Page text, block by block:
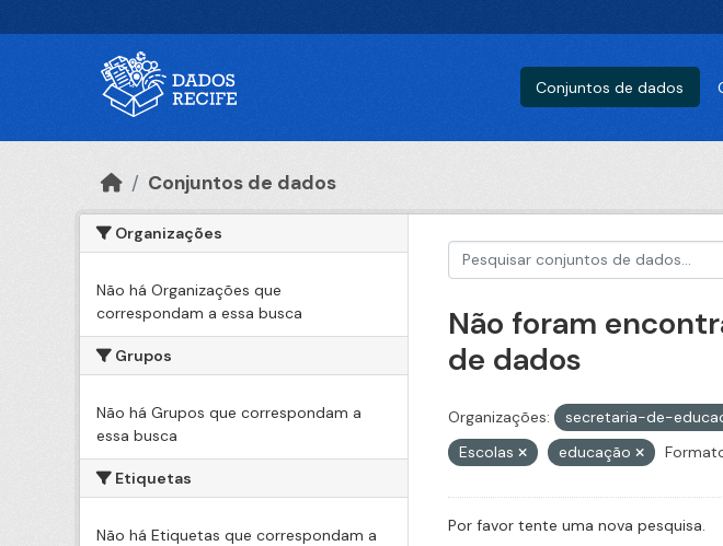
Conjuntos de dados
Conjuntos de dados
Organizações
Não há Organizações que
correspondam a essa busca
Grupos
Não há Grupos que correspondam a
essa busca
Etiquetas
Não há Etiquetas que correspondam a
Não foram
de dados
Organizações: secretaria-de-
Escolas
educação
Por favor tente uma nova pesquisa.